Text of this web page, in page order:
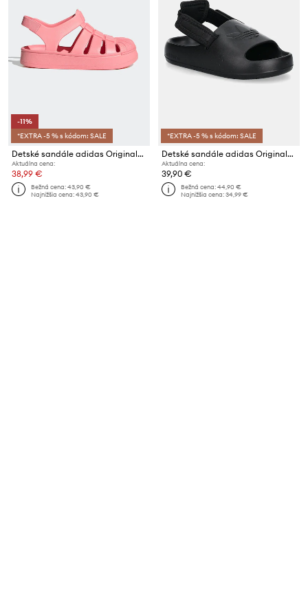
-11%
*EXTRA -5 % s kódom: SALE
Detské sandále adidas Originals SUPERSTAR SANDAL
Aktuálna cena:
38,99 €
Bežná cena:43,90 €
Najnižšia cena:43,90 €
*EXTRA -5 % s kódom: SALE
Detské sandále adidas Originals ADIFOM ADILETTE
Aktuálna cena:
39,90 €
Bežná cena:44,90 €
Najnižšia cena:34,99 €